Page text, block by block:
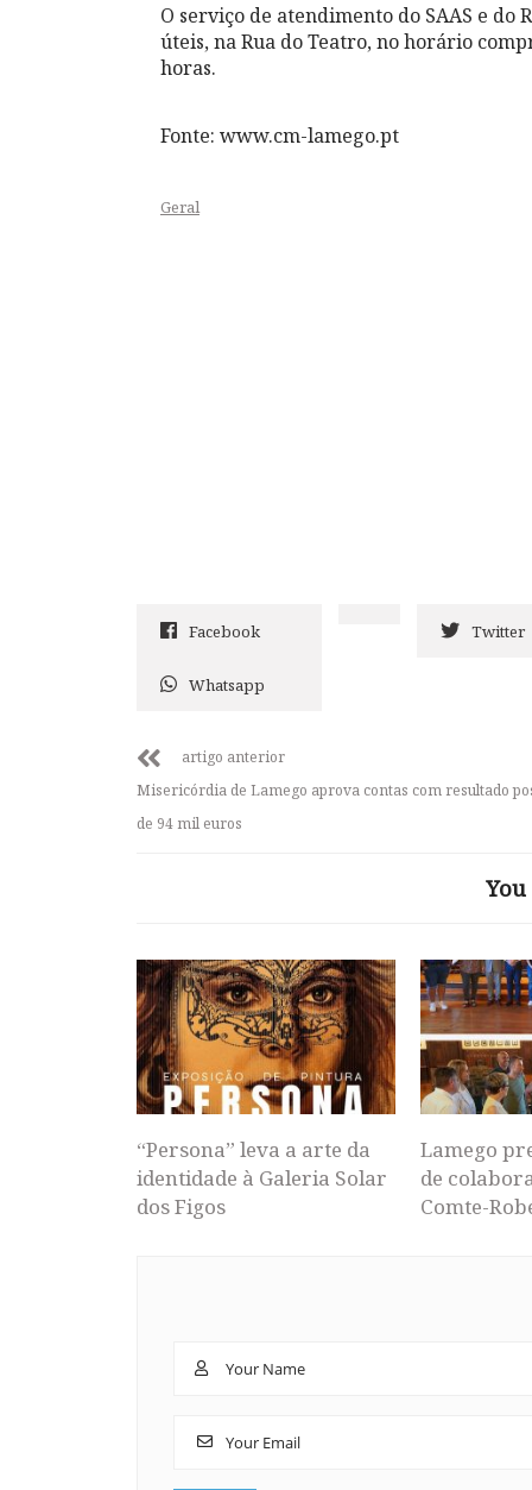
O serviço de atendimento do SAAS e do
úteis, na Rua do Teatro, no horário
horas.
Fonte: www.cm-lamego.pt
Geral
Facebook Twitter
Whatsapp
artigo anterior
Misericórdia de Lamego aprova contas com resultado
de 94 mil euros
“Persona” leva a arte da
identidade à Galeria Solar
dos Figos
Lamego
de
Comte-